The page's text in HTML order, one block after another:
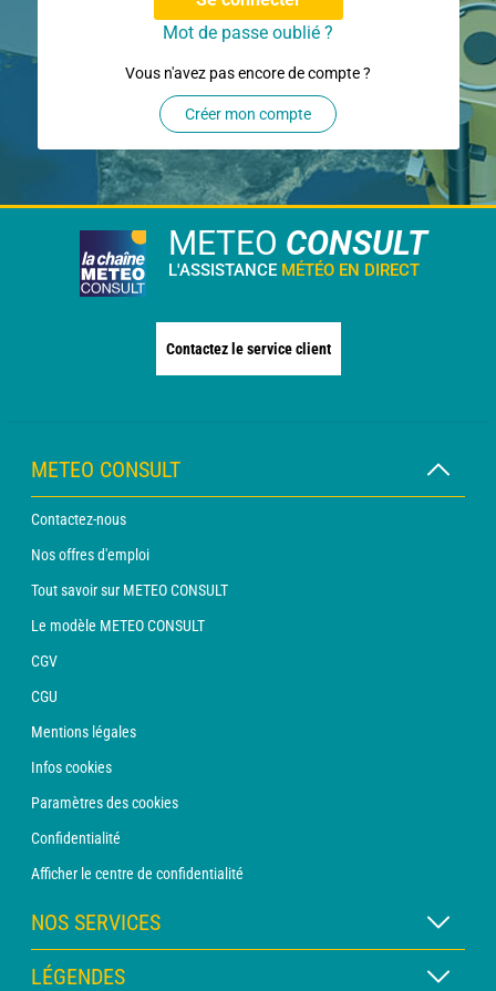
Mot de passe oublié ?
Vous n'avez pas encore de compte ?
Créer mon compte
METEO CONSULT
L'ASSISTANCE MÉTÉO EN DIRECT
Contactez le service client
METEO CONSULT
Contactez-nous
Nos offres d'emploi
Tout savoir sur METEO CONSULT
Le modèle METEO CONSULT
CGV
CGU
Mentions légales
Infos cookies
Paramètres des cookies
Confidentialité
Afficher le centre de confidentialité
NOS SERVICES
Abonnement METEO Xpert
LÉGENDES